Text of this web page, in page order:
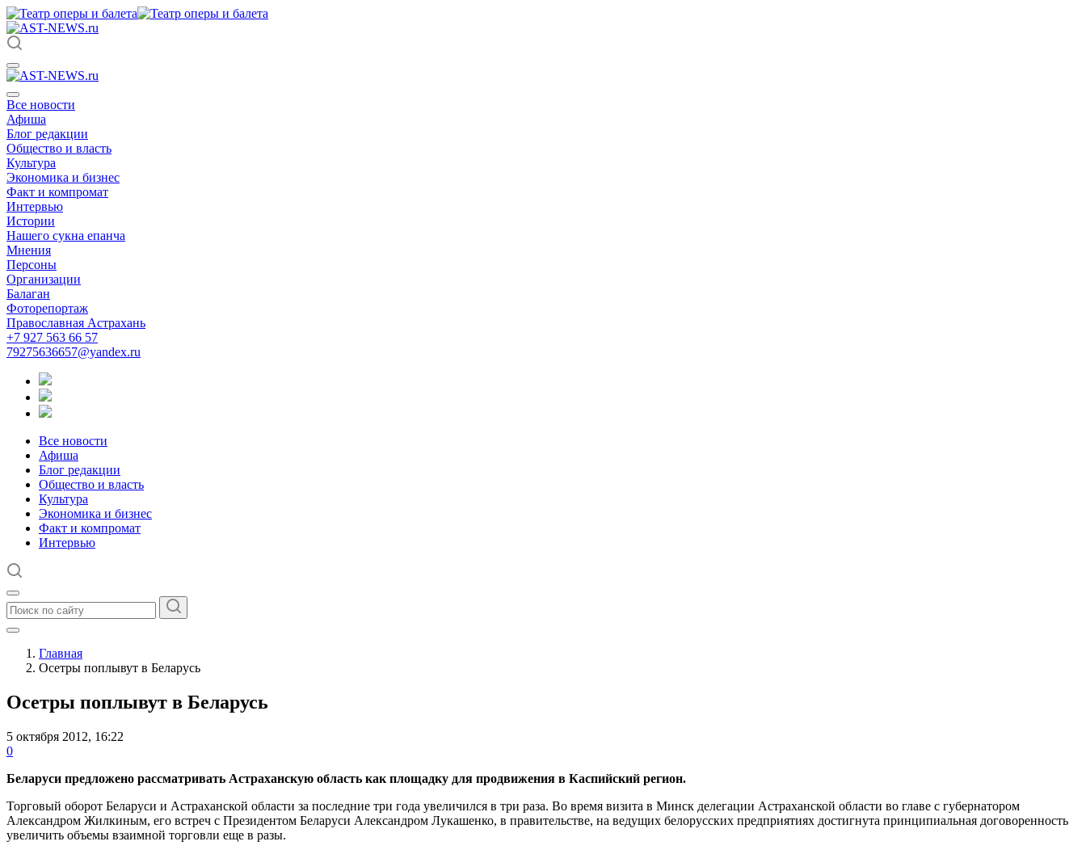
Все новости
Афиша
Блог редакции
Общество и власть
Культура
Экономика и бизнес
Факт и компромат
Интервью
Истории
Нашего сукна епанча
Мнения
Персоны
Организации
Балаган
Фоторепортаж
Православная Астрахань
+7 927 563 66 57
79275636657@yandex.ru
Все новости
Афиша
Блог редакции
Общество и власть
Культура
Экономика и бизнес
Факт и компромат
Интервью
Главная
Осетры поплывут в Беларусь
Осетры поплывут в Беларусь
5 октября 2012, 16:22
0
Беларуси предложено рассматривать Астраханскую область как площадку для продвижения в Каспийский регион.
Торговый оборот Беларуси и Астраханской области за последние три года увеличился в три раза. Во время визита в Минск делегации Астраханской области во главе с губернатором
Александром Жилкиным, его встреч с Президентом Беларуси Александром Лукашенко, в правительстве, на ведущих белорусских предприятиях достигнута принципиальная договоренность
увеличить объемы взаимной торговли еще в разы.